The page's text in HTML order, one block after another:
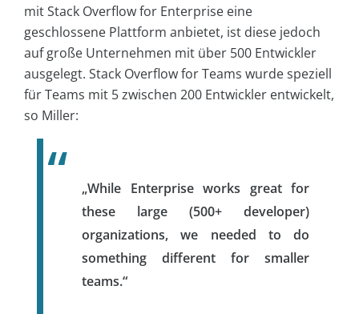
mit Stack Overflow for Enterprise eine
geschlossene Plattform anbietet, ist diese jedoch
auf große Unternehmen mit über 500 Entwickler
ausgelegt. Stack Overflow for Teams wurde speziell
für Teams mit 5 zwischen 200 Entwickler entwickelt,
so Miller:
„While Enterprise works great for
these large (500+ developer)
organizations, we needed to do
something different for smaller
teams.“